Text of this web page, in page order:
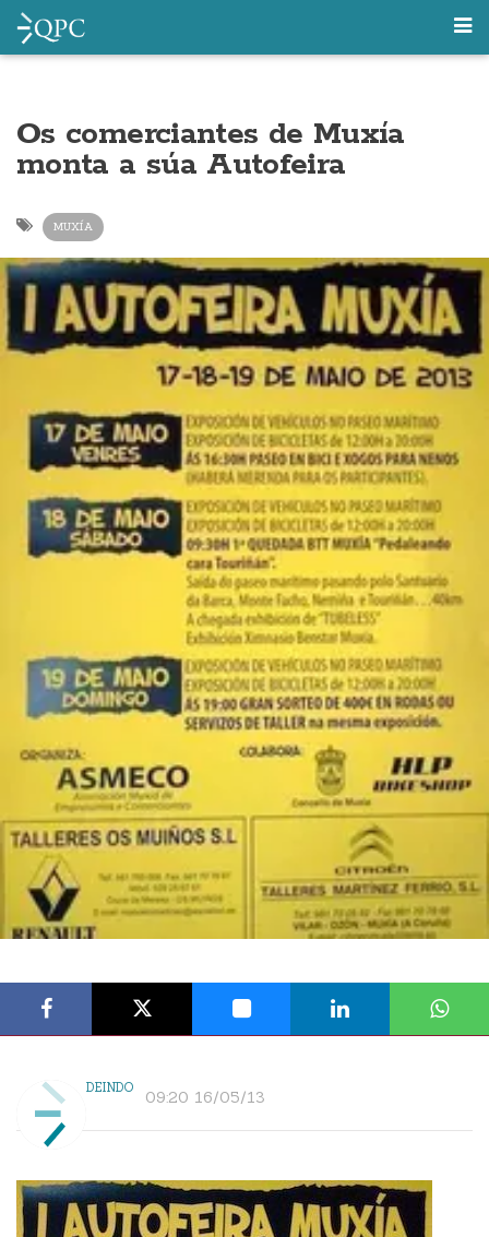
Os comerciantes de Muxía
monta a súa Autofeira
MUXÍA
DEINDO 09:20 16/05/13